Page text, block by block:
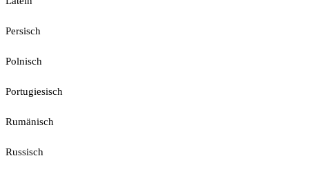
Persisch
Polnisch
Portugiesisch
Rumänisch
Russisch